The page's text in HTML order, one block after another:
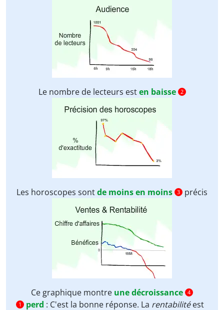
Le nombre de lecteurs esten baisse 2
Les horoscopes sontde moins en moins 3 précis
Ce graphique montre une décroissance 4
1
perd : C'est la bonne réponse. La rentabilitéest